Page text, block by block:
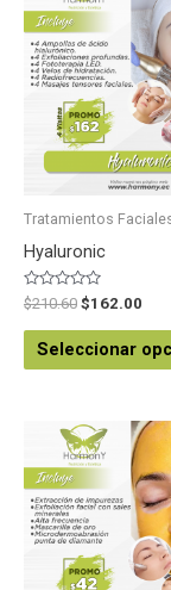
Tratamientos
Hyaluronic
Valorado
en
0
de
$210.60 $162.00
Seleccionar